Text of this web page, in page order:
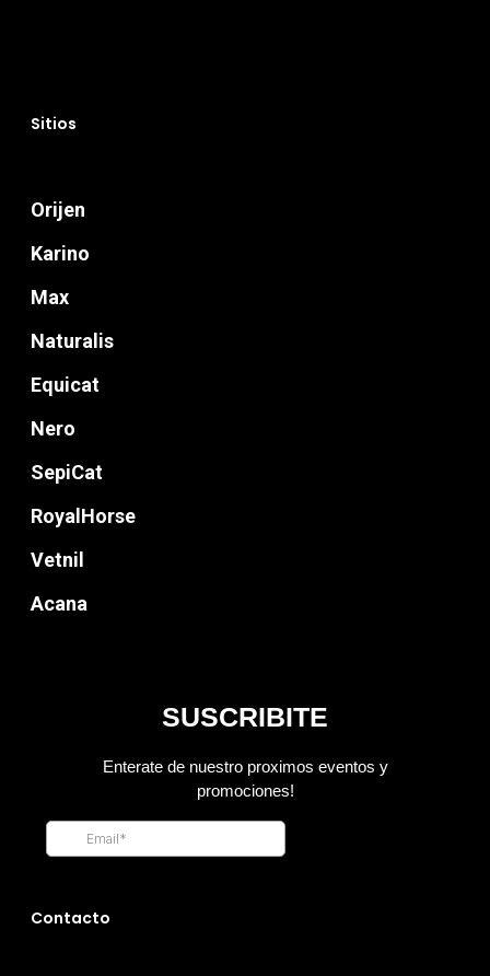
Sitios
Orijen
Karino
Max
Naturalis
Equicat
Nero
SepiCat
RoyalHorse
Vetnil
Acana
Contacto